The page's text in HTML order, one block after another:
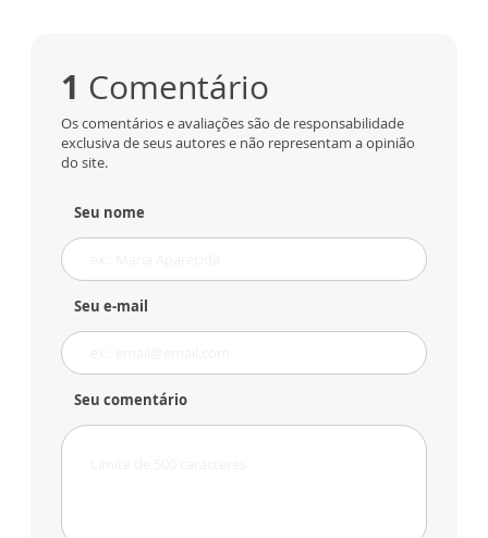
1 Comentário
Os comentários e avaliações são de responsabilidade
exclusiva de seus autores e não representam a opinião
do site.
Seu nome
Seu e-mail
Seu comentário